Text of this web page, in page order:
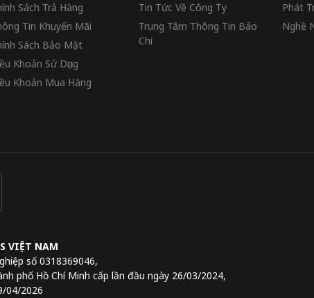
Sách Trả Hàng
Tin Khuyến Mãi
Sách Bảo Mật
Khoản Sử Dụng
Khoản Mua Hàng
Tin Tức Về Công Ty
Trung Tâm Thông Tin Báo
Chí
Phát
Nghề
VIỆT NAM
số 0318369046,
phố Hồ Chí Minh cấp lần đầu ngày 26/03/2024,
04/2026